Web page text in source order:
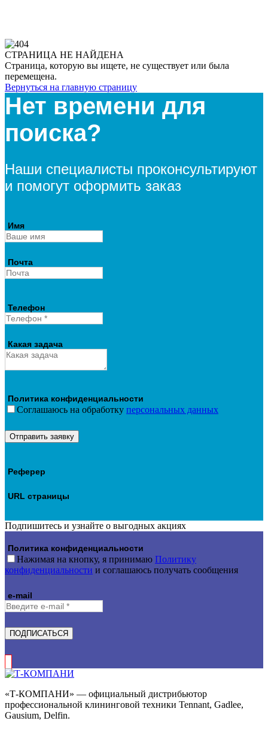
СТРАНИЦА НЕ НАЙДЕНА
Страница, которую вы ищете, не существует или была
перемещена.
Вернуться на главную страницу
Нет времени для
поиска?
Наши специалисты проконсультируют
и помогут оформить заказ
Имя
Почта
Телефон
Какая задача
Политика конфиденциальности
Соглашаюсь на обработку персональных данных
Отправить заявку
Реферер
URL страницы
Подпишитесь и узнайте о выгодных акциях
Политика конфиденциальности
Нажимая на кнопку, я принимаю Политику
конфиденциальности и соглашаюсь получать сообщения
e-mail
ПОДПИСАТЬСЯ
«Т-КОМПАНИ» — официальный дистрибьютор
профессиональной клининговой техники Tennant, Gadlee,
Gausium, Delfin.